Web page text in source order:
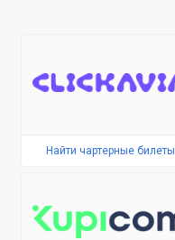
Найти чартерные билеты